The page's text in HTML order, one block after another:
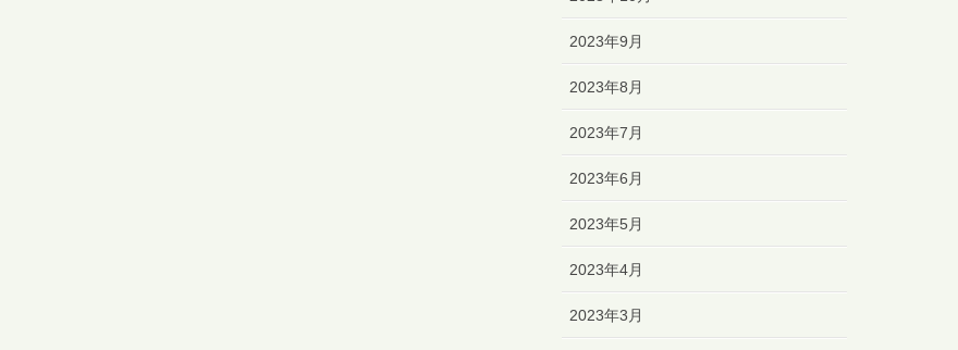
2023年9月
2023年8月
2023年7月
2023年6月
2023年5月
2023年4月
2023年3月